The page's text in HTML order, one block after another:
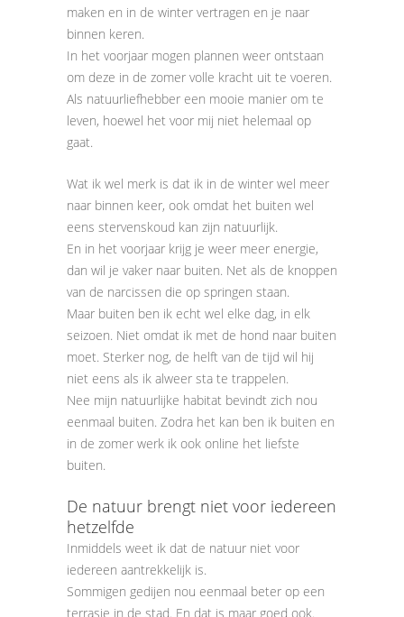
maken en in de winter vertragen en je naar
binnen keren.
In het voorjaar mogen plannen weer ontstaan
om deze in de zomer volle kracht uit te voeren.
Als natuurliefhebber een mooie manier om te
leven, hoewel het voor mij niet helemaal op
gaat.
Wat ik wel merk is dat ik in de winter wel meer
naar binnen keer, ook omdat het buiten wel
eens stervenskoud kan zijn natuurlijk.
En in het voorjaar krijg je weer meer energie,
dan wil je vaker naar buiten. Net als de knoppen
van de narcissen die op springen staan.
Maar buiten ben ik echt wel elke dag, in elk
seizoen. Niet omdat ik met de hond naar buiten
moet. Sterker nog, de helft van de tijd wil hij
niet eens als ik alweer sta te trappelen.
Nee mijn natuurlijke habitat bevindt zich nou
eenmaal buiten. Zodra het kan ben ik buiten en
in de zomer werk ik ook online het liefste
buiten.
De natuur brengt niet voor iedereen
hetzelfde
Inmiddels weet ik dat de natuur niet voor
iedereen aantrekkelijk is.
Sommigen gedijen nou eenmaal beter op een
terrasje in de stad. En dat is maar goed ook.